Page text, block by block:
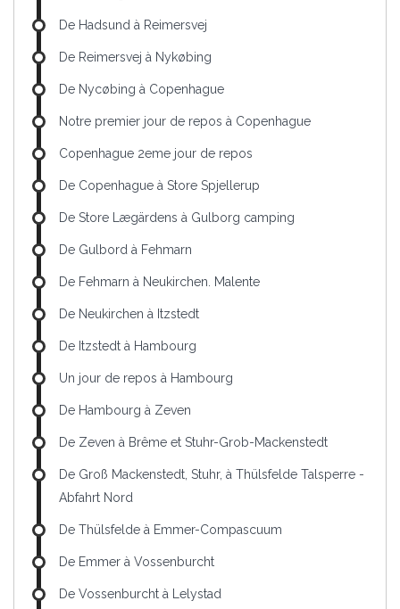
De Hadsund à Reimersvej
De Reimersvej à Nykøbing
De Nycøbing à Copenhague
Notre premier jour de repos à Copenhague
Copenhague 2eme jour de repos
De Copenhague à Store Spjellerup
De Store Lægärdens à Gulborg camping
De Gulbord à Fehmarn
De Fehmarn à Neukirchen. Malente
De Neukirchen à Itzstedt
De Itzstedt à Hambourg
Un jour de repos à Hambourg
De Hambourg à Zeven
De Zeven à Brême et Stuhr-Grob-Mackenstedt
De Groß Mackenstedt, Stuhr, à Thülsfelde Talsperre -
Abfahrt Nord
De Thülsfelde à Emmer-Compascuum
De Emmer à Vossenburcht
De Vossenburcht à Lelystad